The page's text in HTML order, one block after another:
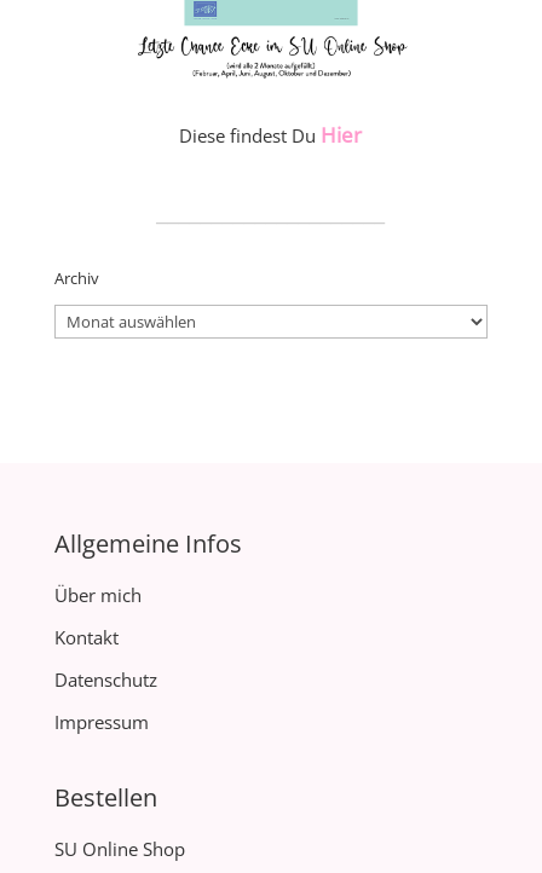
Diese findest Du Hier
Archiv
Archiv
Allgemeine Infos
Über mich
Kontakt
Datenschutz
Impressum
Bestellen
SU Online Shop